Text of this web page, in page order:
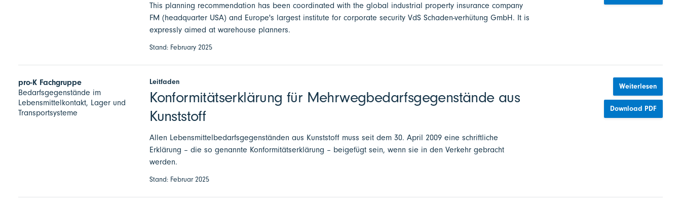
This planning recommendation has been coordinated with the global industrial property insurance company
FM (headquarter USA) and Europe's largest institute for corporate security VdS Schaden-verhütung GmbH. It is
expressly aimed at warehouse planners.
Stand: February 2025
pro-K Fachgruppe
Bedarfsgegenstände im
Lebensmittelkontakt, Lager und
Transportsysteme
Leitfaden
Konformitätserklärung für Mehrwegbedarfsgegenstände aus
Kunststoff
Allen Lebensmittelbedarfsgegenständen aus Kunststoff muss seit dem 30. April 2009 eine schriftliche
Erklärung – die so genannte Konformitätserklärung – beigefügt sein, wenn sie in den Verkehr gebracht
werden.
Stand: Februar 2025
Weiterlesen
Download PDF